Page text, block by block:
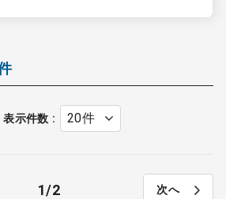
9:00 ～ 18:00（平日）
337-613
表示件数
1 2 次へ